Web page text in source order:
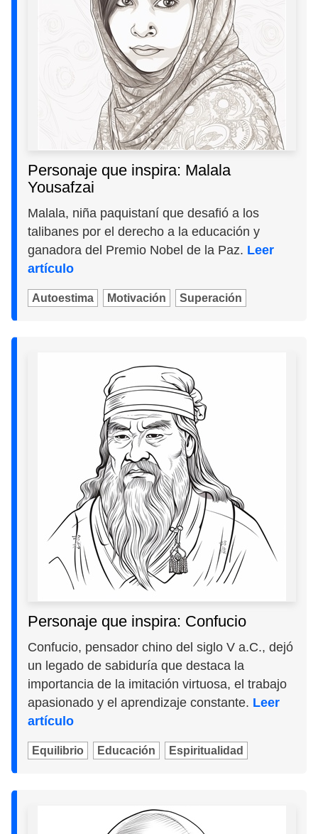
Personaje que inspira: Malala
Yousafzai
Malala, niña paquistaní que desafió a los
talibanes por el derecho a la educación y
ganadora del Premio Nobel de la Paz. Leer
artículo
Autoestima Motivación Superación
Personaje que inspira: Confucio
Confucio, pensador chino del siglo V a.C., dejó
un legado de sabiduría que destaca la
importancia de la imitación virtuosa, el trabajo
apasionado y el aprendizaje constante. Leer
artículo
Equilibrio Educación Espiritualidad